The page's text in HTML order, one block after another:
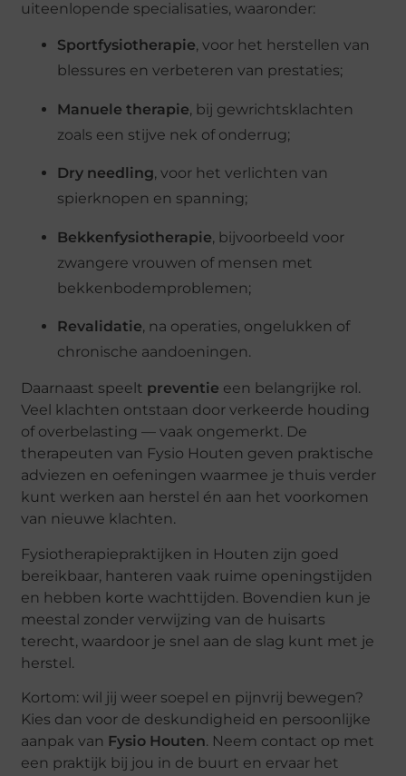
uiteenlopende specialisaties, waaronder:
Sportfysiotherapie, voor het herstellen van
blessures en verbeteren van prestaties;
Manuele therapie, bij gewrichtsklachten
zoals een stijve nek of onderrug;
Dry needling, voor het verlichten van
spierknopen en spanning;
Bekkenfysiotherapie, bijvoorbeeld voor
zwangere vrouwen of mensen met
bekkenbodemproblemen;
Revalidatie, na operaties, ongelukken of
chronische aandoeningen.
Daarnaast speelt preventie een belangrijke rol.
Veel klachten ontstaan door verkeerde houding
of overbelasting — vaak ongemerkt. De
therapeuten van Fysio Houten geven praktische
adviezen en oefeningen waarmee je thuis verder
kunt werken aan herstel én aan het voorkomen
van nieuwe klachten.
Fysiotherapiepraktijken in Houten zijn goed
bereikbaar, hanteren vaak ruime openingstijden
en hebben korte wachttijden. Bovendien kun je
meestal zonder verwijzing van de huisarts
terecht, waardoor je snel aan de slag kunt met je
herstel.
Kortom: wil jij weer soepel en pijnvrij bewegen?
Kies dan voor de deskundigheid en persoonlijke
aanpak van Fysio Houten. Neem contact op met
een praktijk bij jou in de buurt en ervaar het